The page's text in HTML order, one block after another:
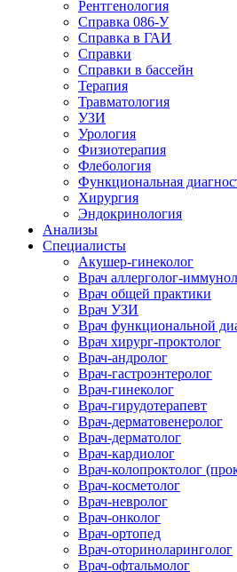
Рентгенология
Справка 086-У
Справка в ГАИ
Справки
Справки в бассейн
Терапия
Травматология
УЗИ
Урология
Физиотерапия
Флебология
Функциональная
Хирургия
Эндокринология
Анализы
Специалисты
Акушер-гинеколог
Врач аллерголог-
Врач общей практики
Врач УЗИ
Врач функциональной
Врач хирург-проктолог
Врач-андролог
Врач-гастроэнтеролог
Врач-гинеколог
Врач-гирудотерапевт
Врач-дерматовенеролог
Врач-дерматолог
Врач-кардиолог
Врач-колопроктолог
Врач-косметолог
Врач-невролог
Врач-онколог
Врач-ортопед
Врач-оториноларинголог
Врач-офтальмолог